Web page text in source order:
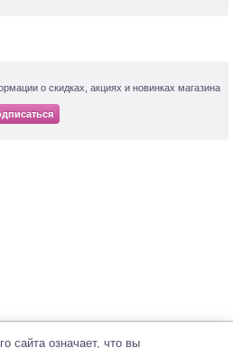
о скидках, акциях и новинках магазина
сайта означает, что вы